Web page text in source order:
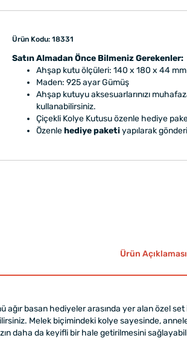
Ürün Kodu: 18331
Satın Almadan Önce Bilmeniz Gerekenler:
Ahşap kutu ölçüleri: 140 x 180 x 44 mm
Maden: 925 ayar Gümüş
Ahşap kutuyu aksesuarlarınızı
kullanabilirsiniz.
Çiçekli Kolye Kutusu özenle hediye
Özenlehediye paketiyapılarak
Ürün Açıklaması
basan hediyeler arasında yer alan özel
Melek biçimindeki kolye sayesinde,
daha da keyifli bir hale getirilmesini